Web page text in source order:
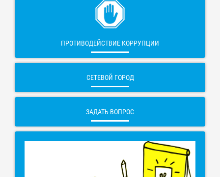
ПРОТИВОДЕЙСТВИЕ КОРРУПЦИИ
СЕТЕВОЙ ГОРОД
ЗАДАТЬ ВОПРОС